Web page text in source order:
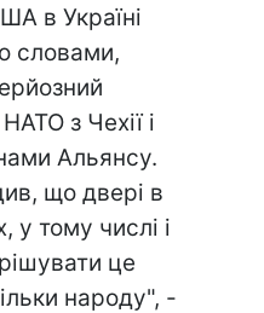
в Україні
словами,
з Чехії і
Альянсу.
що двері в
у тому числі і
це
народу", -